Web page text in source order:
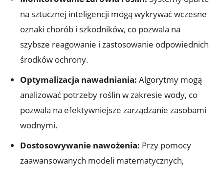
na sztucznej inteligencji mogą wykrywać wczesne
oznaki chorób i szkodników, co pozwala na
szybsze reagowanie i zastosowanie odpowiednich
środków ochrony.
Optymalizacja nawadniania: Algorytmy mogą
analizować potrzeby roślin w zakresie wody, co
pozwala na efektywniejsze zarządzanie zasobami
wodnymi.
Dostosowywanie nawożenia: Przy pomocy
zaawansowanych modeli matematycznych,